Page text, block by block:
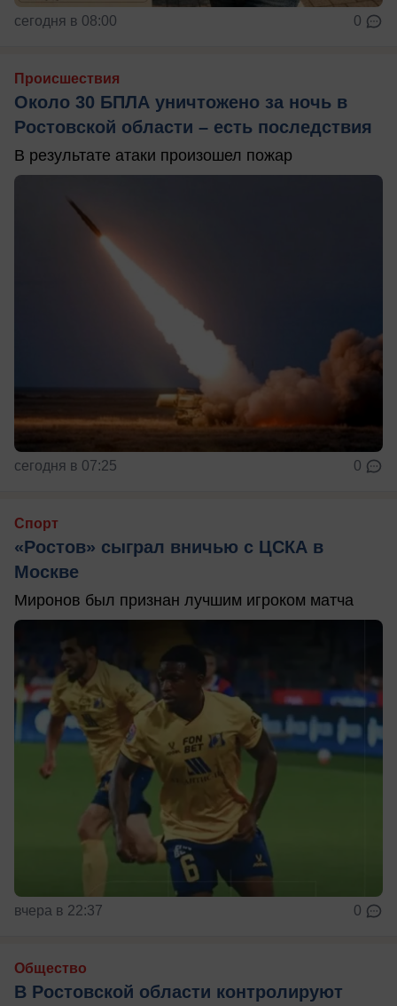
сегодня в 08:00 0
Происшествия
Около 30 БПЛА уничтожено за ночь в
Ростовской области – есть последствия
В результате атаки произошел пожар
сегодня в 07:25 0
Спорт
«Ростов» сыграл вничью с ЦСКА в
Москве
Миронов был признан лучшим игроком матча
вчера в 22:37 0
Общество
В Ростовской области контролируют